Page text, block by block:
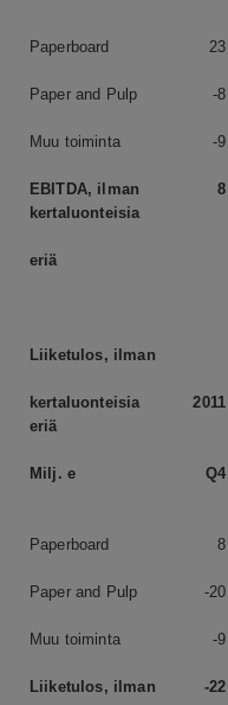
Paperboard 23
Paper and Pulp -8
Muu toiminta -9
EBITDA, ilman
kertaluonteisia
8
eriä
Liiketulos, ilman
kertaluonteisia
eriä
2011
Milj. e Q4
Paperboard 8
Paper and Pulp -20
Muu toiminta -9
Liiketulos, ilman -22